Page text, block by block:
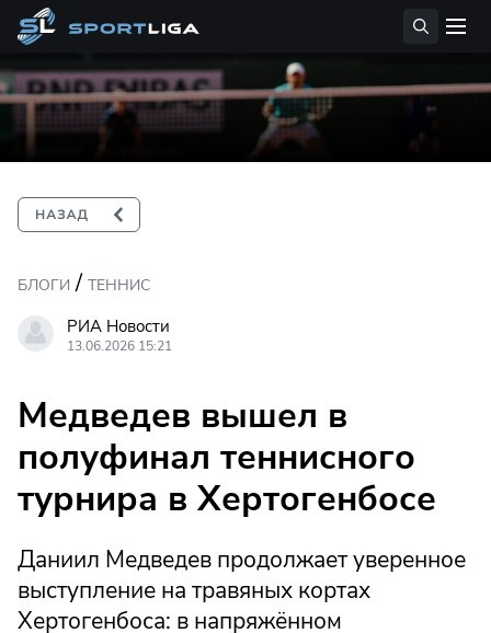
БЛОГИ / ТЕННИС
РИА Новости
13.06.2026 15:21
Медведев вышел в
полуфинал теннисного
турнира в Хертогенбосе
Даниил Медведев продолжает уверенное
выступление на травяных кортах
Хертогенбоса: в напряжённом